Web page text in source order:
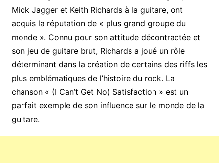
Mick Jagger et Keith Richards à la guitare, ont
acquis la réputation de « plus grand groupe du
monde ». Connu pour son attitude décontractée et
son jeu de guitare brut, Richards a joué un rôle
déterminant dans la création de certains des riffs les
plus emblématiques de l’histoire du rock. La
chanson « (I Can’t Get No) Satisfaction » est un
parfait exemple de son influence sur le monde de la
guitare.